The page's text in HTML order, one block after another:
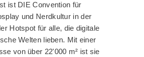
ist DIE Convention für
und Nerdkultur in der
Hotspot für alle, die digitale
Welten lieben. Mit einer
von über 22'000 m² ist sie